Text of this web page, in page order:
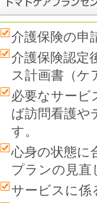
介護保険の申
介護保険認定
ス計画書（ケ
必要なサービ
ば訪問看護や
す。
心身の状態に
プランの見
サービスに係